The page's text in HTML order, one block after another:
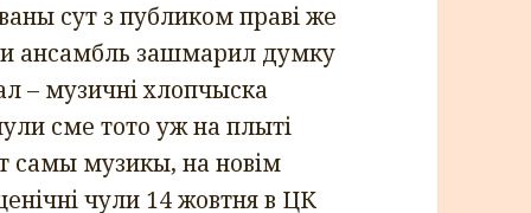
сут з публиком праві же
ансамбль зашмарил думку
– музичні хлопчыска
сме тото уж на плыті
самы музикы, на новім
чули 14 жовтня в ЦК